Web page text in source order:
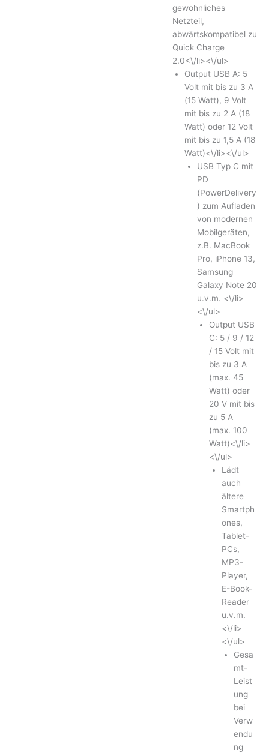
gewöhnliches
Netzteil,
abwärtskompatibel zu
Quick Charge
2.0<\/li><\/ul>
Output USB A: 5
Volt mit bis zu 3 A
(15 Watt), 9 Volt
mit bis zu 2 A (18
Watt) oder 12 Volt
mit bis zu 1,5 A (18
Watt)<\/li><\/ul>
USB Typ C mit
PD
(PowerDelivery
) zum Aufladen
von modernen
Mobilgeräten,
z.B. MacBook
Pro, iPhone 13,
Samsung
Galaxy Note 20
u.v.m. <\/li>
<\/ul>
Output USB
C: 5 / 9 / 12
/ 15 Volt mit
bis zu 3 A
(max. 45
Watt) oder
20 V mit bis
zu 5 A
(max. 100
Watt)<\/li>
<\/ul>
Lädt
auch
ältere
Smartph
ones,
Tablet-
PCs,
MP3-
Player,
E-Book-
Reader
u.v.m.
<\/li>
<\/ul>
Gesa
mt-
Leist
ung
bei
Verw
endu
ng